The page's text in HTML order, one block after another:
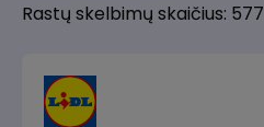
Rastų skelbimų skaičius: 577